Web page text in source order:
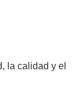
la calidad y el